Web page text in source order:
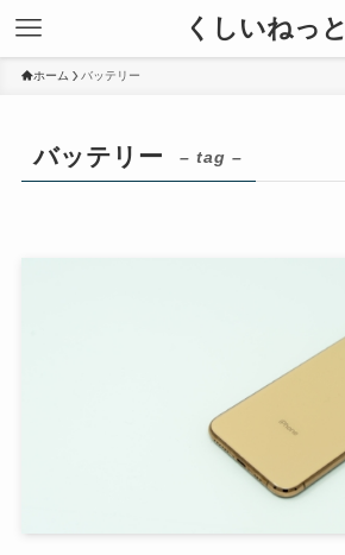
くしいねっと
ホーム バッテリー
バッテリー – tag –